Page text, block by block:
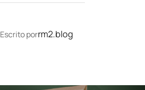
AUTOR DO POST
Escrito porrm2.blog